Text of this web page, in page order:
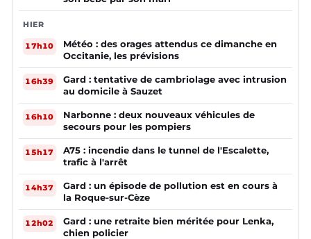
HIER
17h10
Météo : des orages attendus ce dimanche en
Occitanie, les prévisions
16h39
Gard : tentative de cambriolage avec intrusion
au domicile à Sauzet
16h10
Narbonne : deux nouveaux véhicules de
secours pour les pompiers
15h17
A75 : incendie dans le tunnel de l'Escalette,
trafic à l'arrêt
14h37
Gard : un épisode de pollution est en cours à
la Roque-sur-Cèze
12h02
Gard : une retraite bien méritée pour Lenka,
chien policier